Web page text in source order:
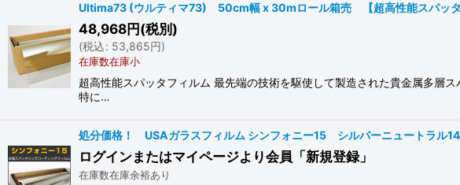
並び順:
Ultima73 (ウルティマ73) 50cm幅 x 30mロール箱売 【超高性能スパ
48,968円(税別)
(税込: 53,865円)
在庫数在庫小
超高性能スパッタフィルム 最先端の技術を駆使して製造された貴金属多層
特に…
処分価格！ USAガラスフィルム シンフォニー15 シルバーニュートラ
ログインまたはマイページより会員「新規登録」
在庫数在庫余裕あり